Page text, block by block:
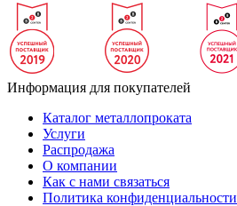
Информация для покупателей
Каталог металлопроката
Услуги
Распродажа
О компании
Как с нами связаться
Политика конфиденциальности